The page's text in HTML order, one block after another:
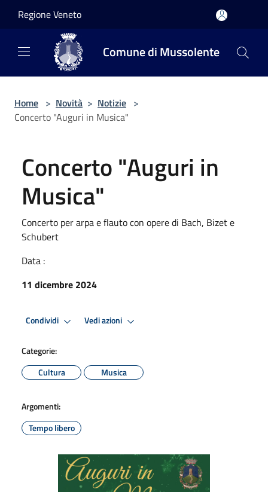
Regione Veneto
Comune di Mussolente
Home > Novità > Notizie >
Concerto "Auguri in Musica"
Concerto "Auguri in
Musica"
Concerto per arpa e flauto con opere di Bach, Bizet e
Schubert
Data :
11 dicembre 2024
Condividi Vedi azioni
Categorie:
Cultura
Musica
Argomenti:
Tempo libero